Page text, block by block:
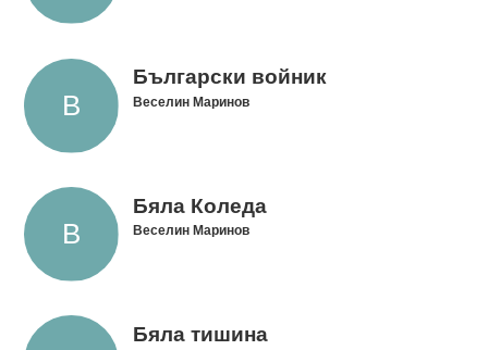
Български войник
Веселин Маринов
Бяла Коледа
Веселин Маринов
Бяла тишина